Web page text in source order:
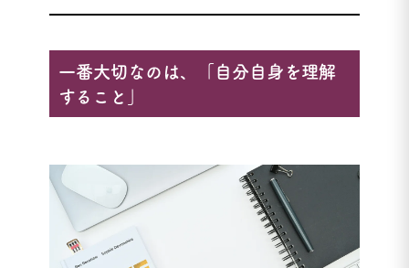
一番大切なのは、「自分自身を理解
すること」